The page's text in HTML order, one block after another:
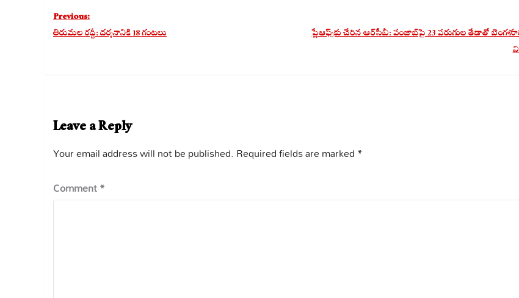
Post
navigation
Previous:
తిరుమల రద్దీ: దర్శనానికి 18 గంటలు
ప్లేఆఫ్స్‌కు చేరిన ఆర్‌సీబీ: పంజాబ్‌పై 23 పరుగుల తేడాతో
Leave a Reply
Your email address will not be published. Required fields are marked*
Comment*